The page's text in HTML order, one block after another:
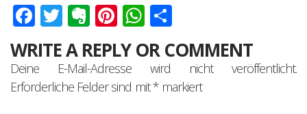
Facebook
Twitter
Evernote
Pinterest
WhatsApp
WRITE A REPLY OR COMMENT
Deine E-Mail-Adresse wird nicht veröffentlicht.
Erforderliche Felder sind mit*markiert